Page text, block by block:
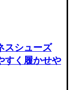
スシューズ
すく履かせや